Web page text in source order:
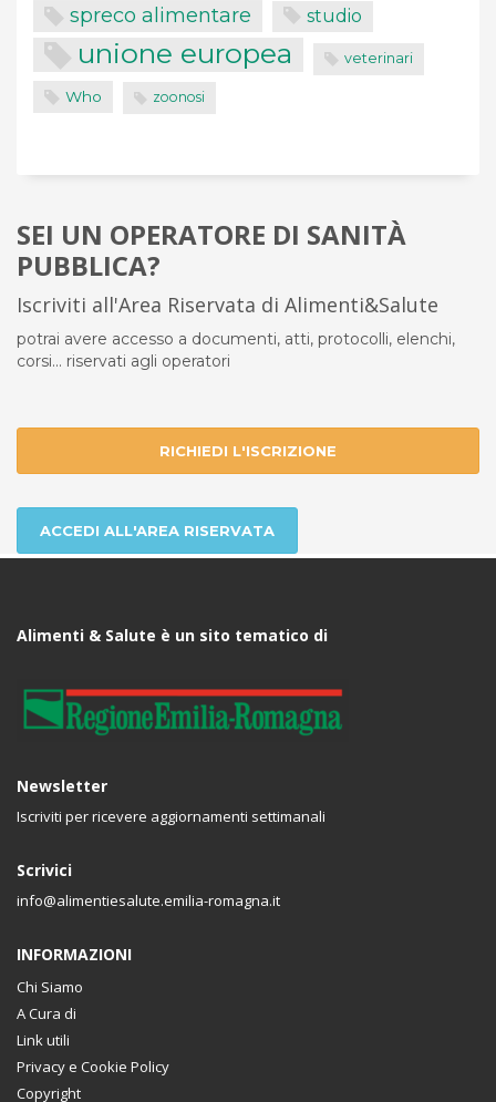
spreco alimentare studio
unione europea veterinari
Who zoonosi
SEI UN OPERATORE DI SANITÀ
PUBBLICA?
Iscriviti all'Area Riservata di Alimenti&Salute
potrai avere accesso a documenti, atti, protocolli, elenchi,
corsi... riservati agli operatori
RICHIEDI L'ISCRIZIONE
ACCEDI ALL'AREA RISERVATA
Alimenti & Salute è un sito tematico di
Newsletter
Iscriviti per ricevere aggiornamenti settimanali
Scrivici
info@alimentiesalute.emilia-romagna.it
INFORMAZIONI
Chi Siamo
A Cura di
Link utili
Privacy e Cookie Policy
Copyright